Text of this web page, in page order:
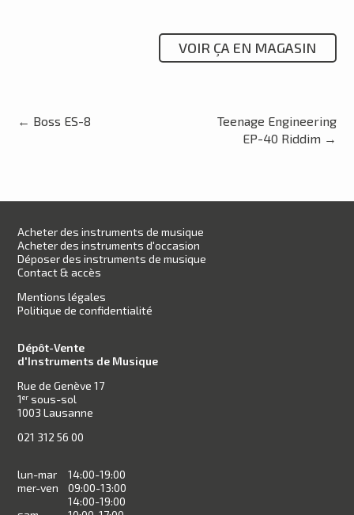
VOIR ÇA EN MAGASIN
← Boss ES-8
Teenage Engineering
EP-40 Riddim →
Acheter des instruments de musique
Acheter des instruments d'occasion
Déposer des instruments de musique
Contact & accès
Mentions légales
Politique de confidentialité
Dépôt-Vente
d'Instruments de Musique
Rue de Genève 17
1er sous-sol
1003 Lausanne
021 312 56 00
lun-mar
14:00-19:00
mer-ven
09:00-13:00
14:00-19:00